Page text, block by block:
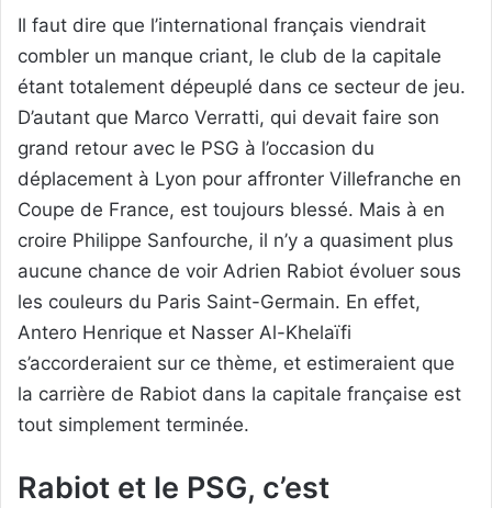
Il faut dire que l’international français viendrait
combler un manque criant, le club de la capitale
étant totalement dépeuplé dans ce secteur de jeu.
D’autant que Marco Verratti, qui devait faire son
grand retour avec le PSG à l’occasion du
déplacement à Lyon pour affronter Villefranche en
Coupe de France, est toujours blessé. Mais à en
croire Philippe Sanfourche, il n’y a quasiment plus
aucune chance de voir Adrien Rabiot évoluer sous
les couleurs du Paris Saint-Germain. En effet,
Antero Henrique et Nasser Al-Khelaïfi
s’accorderaient sur ce thème, et estimeraient que
la carrière de Rabiot dans la capitale française est
tout simplement terminée.
Rabiot et le PSG, c’est